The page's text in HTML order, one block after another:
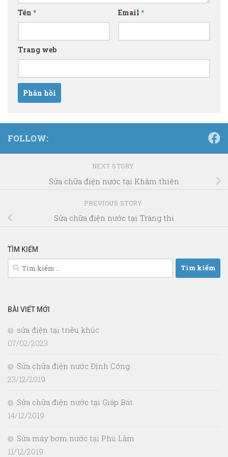
Tên * Email *
Trang web
FOLLOW:
NEXT STORY
Sửa chữa điện nước tại Khâm thiên
PREVIOUS STORY
Sửa chữa điện nước tại Tràng thi
TÌM KIẾM
Tìm
kiếm
BÀI VIẾT MỚI
sửa điện tại triều khúc
07/02/2023
Sửa chữa điện nước Định Công
23/12/2019
Sửa chữa điện nước tại Giáp Bát
14/12/2019
Sửa máy bơm nước tại Phú Lãm
11/12/2019